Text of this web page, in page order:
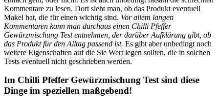
Kommentare zu lesen. Dort sieht man, ob das Produkt eventuell
Makel hat, die für einen wichtig sind. Vor allem langen
Kommentaren kann man durchaus einen Chilli Pfeffer
Gewürzmischung Test entnehmen, der darüber Aufklärung gibt, ob
das Produkt für den Alltag passend ist. Es gibt aber unbedingt noch
weitere Eigenschaften auf die Sie Wert legen sollten, die in solchen
Tests eventuell nicht geschrieben werden.
Im Chilli Pfeffer Gewürzmischung Test sind diese
Dinge im speziellen maßgebend!